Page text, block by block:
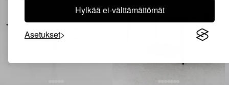
Hylkää ei-välttämättömät
Asetukset